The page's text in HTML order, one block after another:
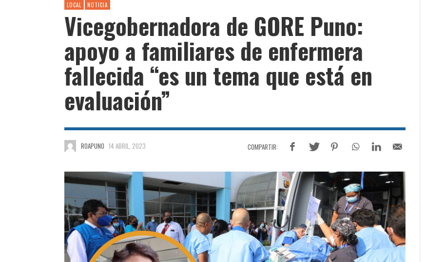
LOCAL NOTICIA
Vicegobernadora de GORE Puno:
apoyo a familiares de enfermera
fallecida “es un tema que está en
evaluación”
ROAPUNO 14 ABRIL, 2023